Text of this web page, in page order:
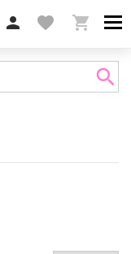
 favorite 
search